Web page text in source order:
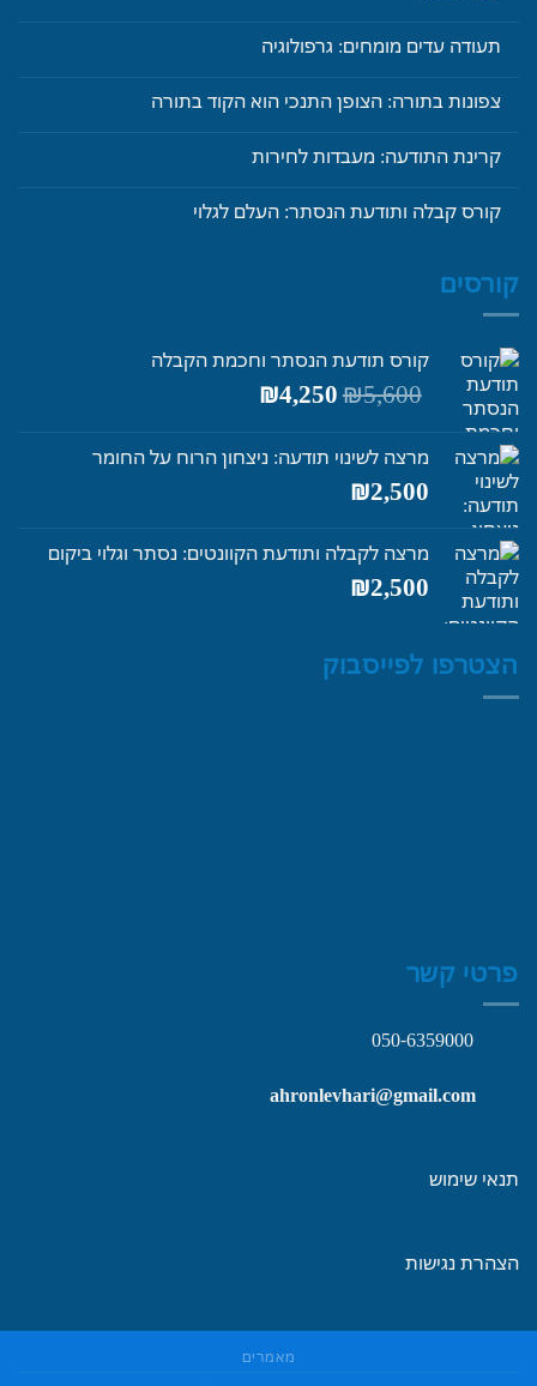
תעודה עדים מומחים: גרפולוגיה
צפונות בתורה: הצופן התנכי הוא הקוד בתורה
קרינת התודעה: מעבדות לחירות
קורס קבלה ותודעת הנסתר: העלם לגלוי
קורסים
קורס תודעת הנסתר וחכמת הקבלה
₪5,600
המחיר
המקורי
₪5,600.
₪4,250
₪4,250.
מרצה לשינוי תודעה: ניצחון הרוח על החומר
₪2,500
מרצה לקבלה ותודעת הקוונטים: נסתר וגלוי ביקום
₪2,500
הצטרפו לפייסבוק
פרטי קשר
050-6359000
ahronlevhari@gmail.com
תנאי שימוש
הצהרת נגישות
מאמרים